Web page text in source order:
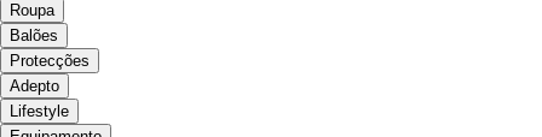
Roupa
Balões
Protecções
Adepto
Lifestyle